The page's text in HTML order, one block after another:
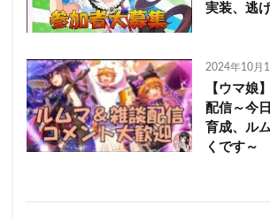
実装、逃
2024年10月
【ウマ娘
配信～今
育成、ル
くです～